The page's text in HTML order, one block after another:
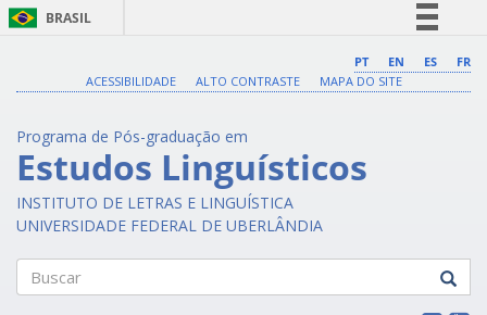
BRASIL
Comunica BR
Acesso à informação
Legislação
PT EN ES
FR
ACESSIBILIDADE
ALTO CONTRASTE MAPA DO SITE
Programa de Pós-graduação em
Estudos Linguísticos
INSTITUTO DE LETRAS E LINGUÍSTICA
UNIVERSIDADE FEDERAL DE UBERLÂNDIA